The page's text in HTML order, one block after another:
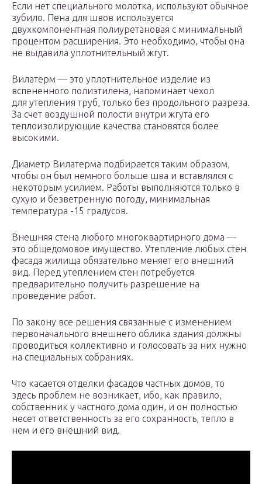
Если нет специального молотка, используют обычное
зубило. Пена для швов используется
двухкомпонентная полиуретановая с минимальный
процентом расширения. Это необходимо, чтобы она
не выдавила уплотнительный жгут.
Вилатерм — это уплотнительное изделие из
вспененного полиэтилена, напоминает чехол
для утепления труб, только без продольного разреза.
За счет воздушной полости внутри жгута его
теплоизолирующие качества становятся более
высокими.
Диаметр Вилатерма подбирается таким образом,
чтобы он был немного больше шва и вставлялся с
некоторым усилием. Работы выполняются только в
сухую и безветренную погоду, минимальная
температура -15 градусов.
Внешняя стена любого многоквартирного дома —
это общедомовое имущество. Утепление любых стен
фасада жилища обязательно меняет его внешний
вид. Перед утеплением стен потребуется
предварительно получить разрешение на
проведение работ.
По закону все решения связанные с изменением
первоначального внешнего облика здания должны
проводиться коллективно и голосовать за них нужно
на специальных собраниях.
Что касается отделки фасадов частных домов, то
здесь проблем не возникает, ибо, как правило,
собственник у частного дома один, и он полностью
несет ответственность за его сохранность, тепло в
нем и его внешний вид.